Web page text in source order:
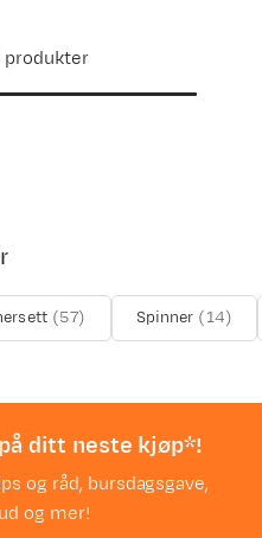
produkter
(57) Spinner (14)
ditt neste kjøp*!
og råd, bursdagsgave,
og mer!